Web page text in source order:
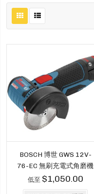
BOSCH 博世 GWS 12V-
76-EC 無刷充電式角磨機
低至 $1,050.00